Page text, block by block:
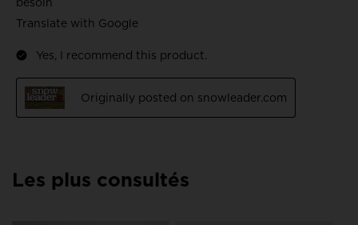
Les plus consultés